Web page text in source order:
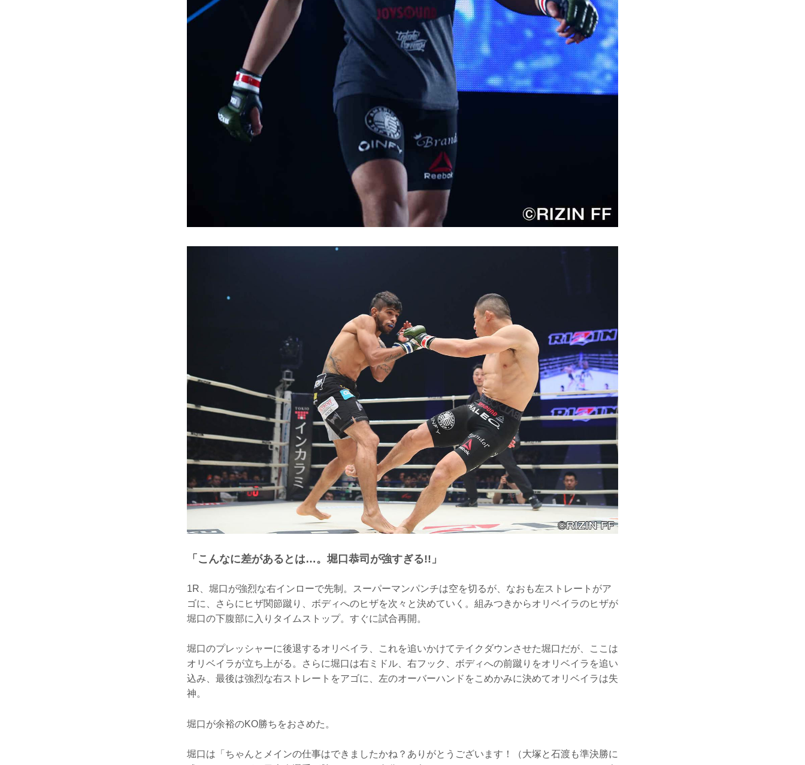
「こんなに差があるとは…。堀口恭司が強すぎる!!」
1R、堀口が強烈な右インローで先制。スーパーマンパンチは空を切るが、なおも左ストレートがア
ゴに、さらにヒザ関節蹴り、ボディへのヒザを次々と決めていく。組みつきからオリベイラのヒザが
堀口の下腹部に入りタイムストップ。すぐに試合再開。
堀口のプレッシャーに後退するオリベイラ、これを追いかけてテイクダウンさせた堀口だが、ここは
オリベイラが立ち上がる。さらに堀口は右ミドル、右フック、ボディへの前蹴りをオリベイラを追い
込み、最後は強烈な右ストレートをアゴに、左のオーバーハンドをこめかみに決めてオリベイラは失
神。
堀口が余裕のKO勝ちをおさめた。
堀口は「ちゃんとメインの仕事はできましたかね？ありがとうございます！（大塚と石渡も準決勝に